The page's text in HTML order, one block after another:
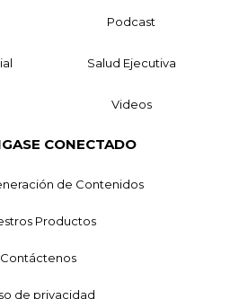
Podcast
Salud Ejecutiva
Videos
CONECTADO
de Contenidos
Productos
Contáctenos
de privacidad